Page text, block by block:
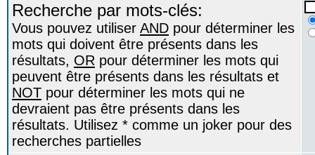
Recherche par mots-clés:
Vous pouvez utiliser AND pour déterminer les
mots qui doivent être présents dans les
résultats, OR pour déterminer les mots qui
peuvent être présents dans les résultats et
NOT pour déterminer les mots qui ne
devraient pas être présents dans les
résultats. Utilisez * comme un joker pour des
recherches partielles